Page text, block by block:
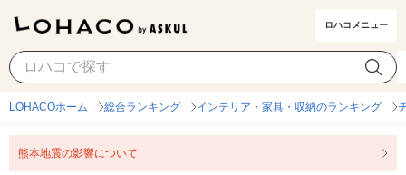
ロハコメニュー
座椅子 カテゴリ選択
LOHACOホーム 総合ランキング インテリア・家具・収納のランキング
熊本地震の影響について